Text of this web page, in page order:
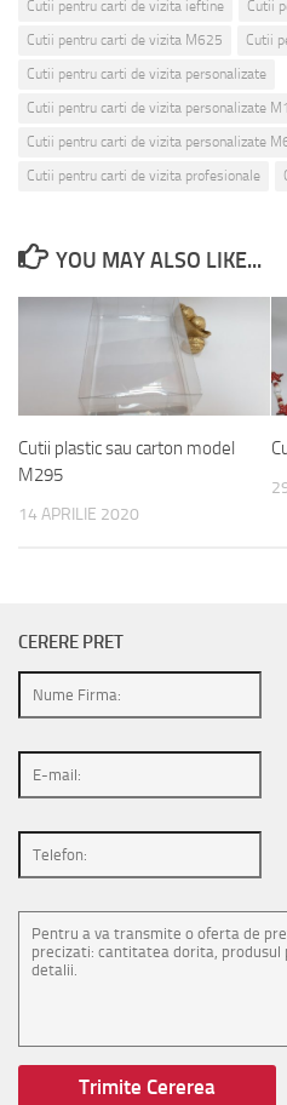
Cutii pentru carti de vizita ieftine
Cutii
Cutii pentru carti de vizita M625
Cutii
Cutii pentru carti de vizita personalizate
Cutii pentru carti de vizita personalizate
Cutii pentru carti de vizita personalizate
Cutii pentru carti de vizita profesionale
YOU MAY ALSO LIKE...
Cutii plastic sau carton model
M295
14 APRILIE 2020
CERERE PRET